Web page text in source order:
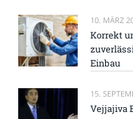
10. MÄRZ
Korrekt
Einbau
15.
Vejjajiva